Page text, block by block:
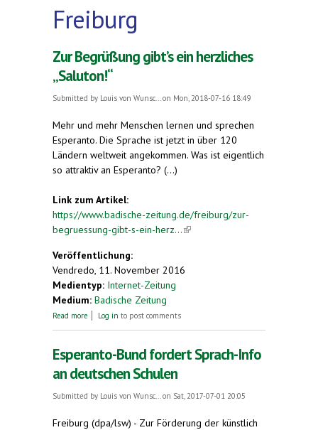
Freiburg
Zur Begrüßung gibt’s ein herzliches
„Saluton!“
Submitted by Louis von Wunsc... on Mon, 2018-07-16 18:49
Mehr und mehr Menschen lernen und sprechen
Esperanto. Die Sprache ist jetzt in über 120
Ländern weltweit angekommen. Was ist eigentlich
so attraktiv an Esperanto? (...)
Link zum Artikel:
https://www.badische-zeitung.de/freiburg/zur-
begruessung-gibt-s-ein-herz...(link is external)
Veröffentlichung:
Vendredo, 11. November 2016
Medientyp: Internet-Zeitung
Medium: Badische Zeitung
Read more about Zur Begrüßung gibt’s ein herzliches
Log in to post comments
Esperanto-Bund fordert Sprach-Info
an deutschen Schulen
Submitted by Louis von Wunsc... on Sat, 2017-07-01 20:05
Freiburg (dpa/lsw) - Zur Förderung der künstlich